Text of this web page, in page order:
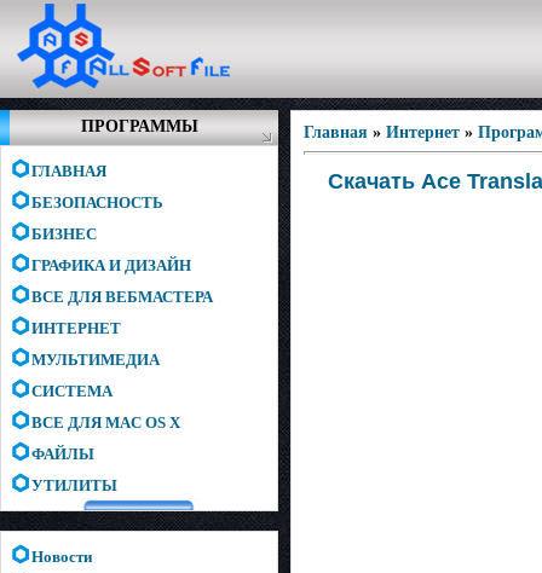
ПРОГРАММЫ
ГЛАВНАЯ
БЕЗОПАСНОСТЬ
БИЗНЕС
ГРАФИКА И ДИЗАЙН
ВСЕ ДЛЯ ВЕБМАСТЕРА
ИНТЕРНЕТ
МУЛЬТИМЕДИА
СИСТЕМА
ВСЕ ДЛЯ MAC OS X
ФАЙЛЫ
УТИЛИТЫ
Новости
Главная » Интернет »
Скачать Ace